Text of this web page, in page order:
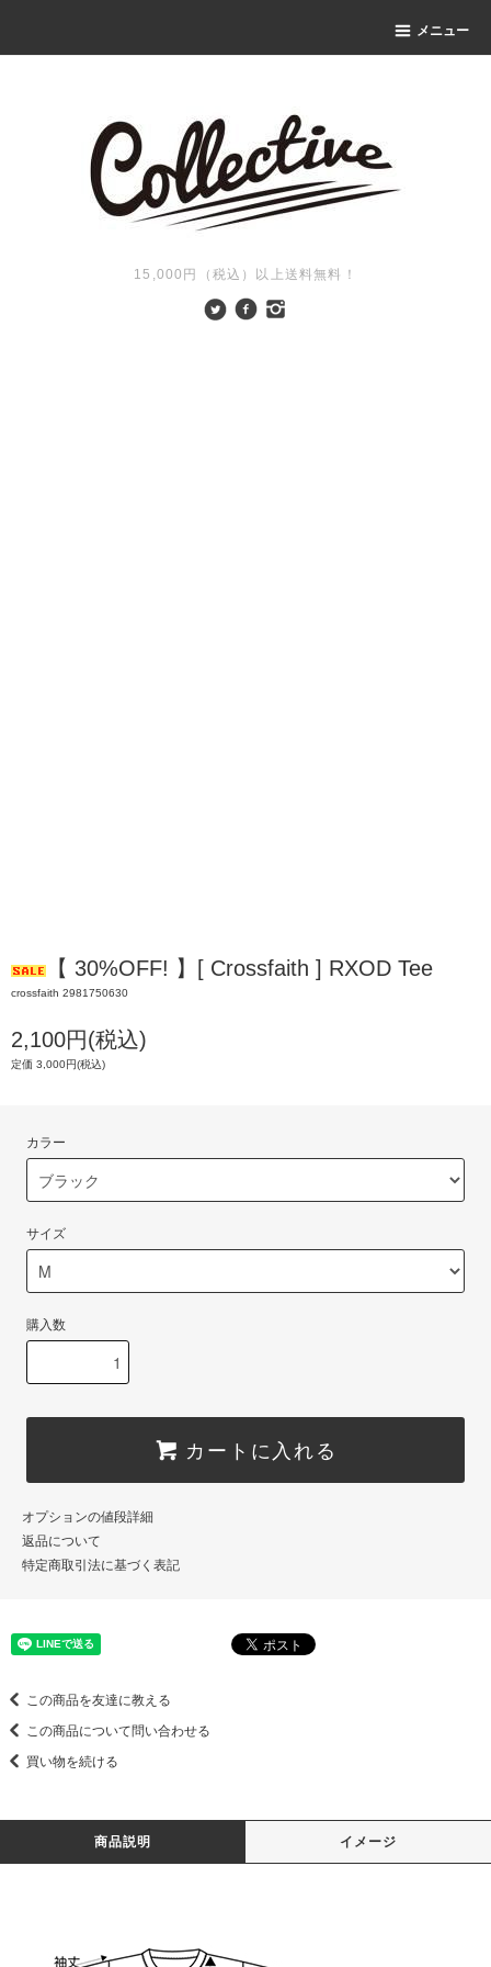
メニュー
15,000円（税込）以上送料無料！
【 30%OFF! 】[ Crossfaith ] RXOD Tee
crossfaith 2981750630
2,100円(税込)
定価 3,000円(税込)
カラー
サイズ
購入数
カートに入れる
オプションの値段詳細
返品について
特定商取引法に基づく表記
この商品を友達に教える
この商品について問い合わせる
買い物を続ける
商品説明 イメージ